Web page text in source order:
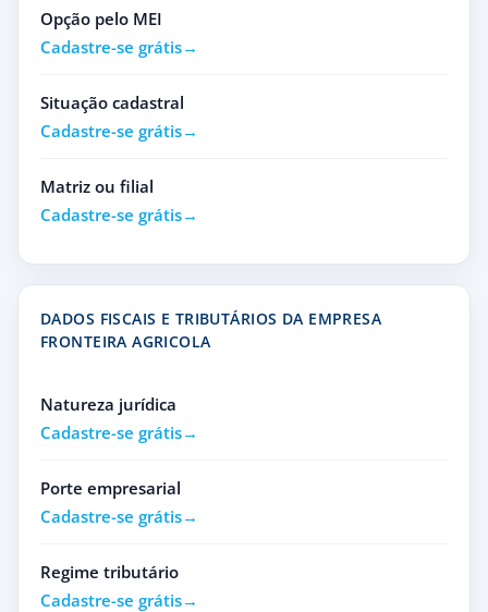
Opção pelo MEI
Cadastre-se grátis
Situação cadastral
Cadastre-se grátis
Matriz ou filial
Cadastre-se grátis
DADOS FISCAIS E TRIBUTÁRIOS DA EMPRESA
FRONTEIRA AGRICOLA
Natureza jurídica
Cadastre-se grátis
Porte empresarial
Cadastre-se grátis
Regime tributário
Cadastre-se grátis